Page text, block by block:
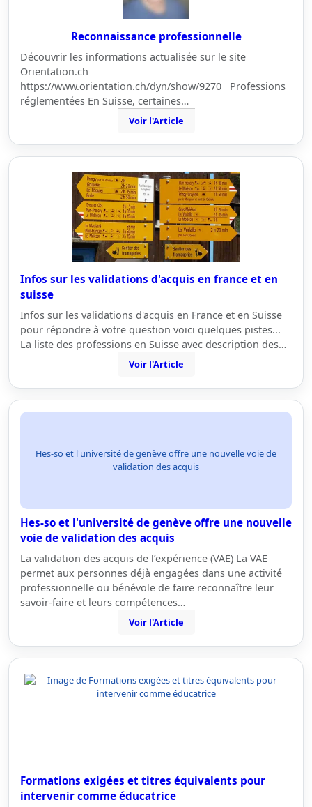
Reconnaissance professionnelle
Découvrir les informations actualisée sur le site
Orientation.ch
https://www.orientation.ch/dyn/show/9270 Professions
réglementées En Suisse, certaines…
Voir l'Article
Infos sur les validations d'acquis en france et en
suisse
Infos sur les validations d'acquis en France et en Suisse
pour répondre à votre question voici quelques pistes...
La liste des professions en Suisse avec description des…
Voir l'Article
Hes-so et l'université de genève offre une nouvelle voie de
validation des acquis
Hes-so et l'université de genève offre une nouvelle
voie de validation des acquis
La validation des acquis de l’expérience (VAE) La VAE
permet aux personnes déjà engagées dans une activité
professionnelle ou bénévole de faire reconnaître leur
savoir-faire et leurs compétences…
Voir l'Article
Formations exigées et titres équivalents pour
intervenir comme éducatrice